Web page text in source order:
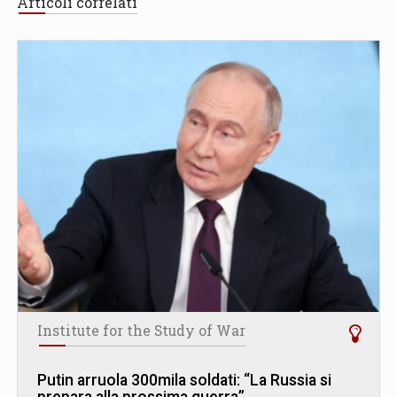
Institute for the Study of War
Putin arruola 300mila soldati: “La Russia si